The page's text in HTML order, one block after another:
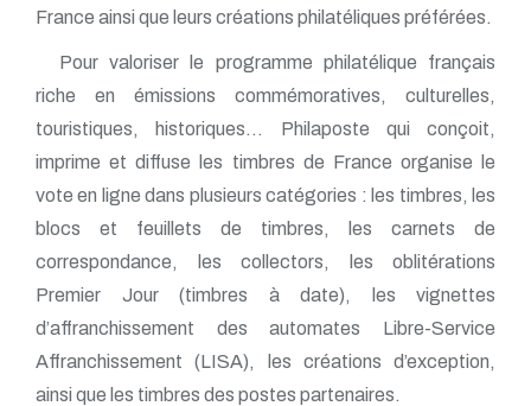
France ainsi que leurs créations philatéliques préférées.
Pour valoriser le programme philatélique français
riche en émissions commémoratives, culturelles,
touristiques, historiques… Philaposte qui conçoit,
imprime et diffuse les timbres de France organise le
vote en ligne dans plusieurs catégories : les timbres, les
blocs et feuillets de timbres, les carnets de
correspondance, les collectors, les oblitérations
Premier Jour (timbres à date), les vignettes
d’affranchissement des automates Libre-Service
Affranchissement (LISA), les créations d’exception,
ainsi que les timbres des postes partenaires.